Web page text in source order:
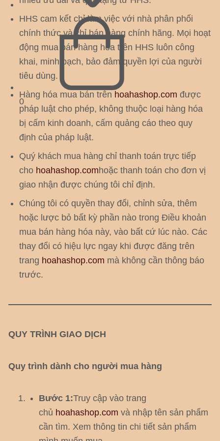
0
HHS cam kết chỉ làm việc với nhà phân phối
chính thức và chỉ bán hàng chính hãng. Mọi hoạt
động mua bán hàng hóa trên HHS luôn công
khai, minh bạch, bảo đảm quyền lợi của người
tiêu dùng.
Hàng hóa mua bán trên hoahashop.com được
pháp luật cho phép, không thuộc loại hàng hóa
bị cấm kinh doanh, cấm quảng cáo theo quy
định của pháp luật.
Quý khách mua hàng chỉ thanh toán trực tiếp
cho hoahashop.comhoặc thanh toán cho đơn vị
giao nhận được chúng tôi chỉ định.
Chúng tôi có quyền thay đổi, chỉnh sửa, thêm
hoặc lược bỏ bất kỳ phần nào trong Điều khoản
mua bán hàng hóa này, vào bất cứ lúc nào. Các
thay đổi có hiệu lực ngay khi được đăng trên
trang hoahashop.com mà không cần thông báo
trước.
QUY TRÌNH GIAO DỊCH
Quy trình dành cho người mua hàng
Bước 1:Truy cập vào trang
chủ hoahashop.com và nhập tên sản phẩm
cần tìm. Xem thông tin chi tiết sản phẩm